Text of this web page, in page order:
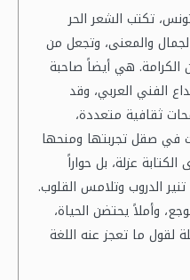
تكتب الشعر الحر
والمعنى، وتجعل من
الكرامة. هي أيضاً صاحبة
الفني العربي، وقد
ثقافية متعددة،
في صقل تجربتها ومنحها
الكتابة عزلة، بل حواراً
الدروب وتلامس القلوب.
وأملاً يحتضن الحياة،
لقول ما تعجز عنه اللغة